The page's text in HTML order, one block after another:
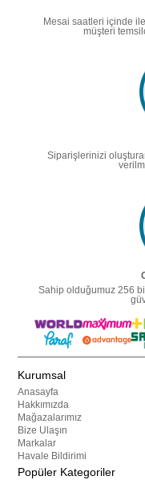
Mesai saatleri içinde
müşteri
Siparişlerinizi
Sahip olduğumuz 256
Kurumsal
Anasayfa
Hakkımızda
Mağazalarımız
Bize Ulaşın
Markalar
Havale Bildirimi
Popüler Kategoriler